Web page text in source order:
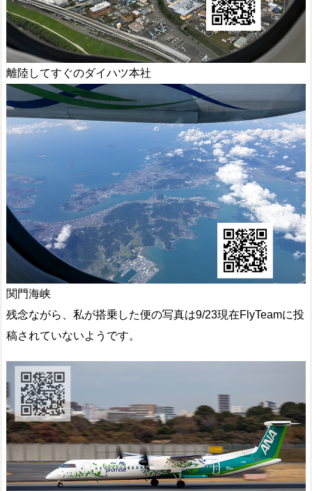
離陸してすぐのダイハツ本社
関門海峡
残念ながら、私が搭乗した便の写真は9/23現在FlyTeamに投
稿されていないようです。